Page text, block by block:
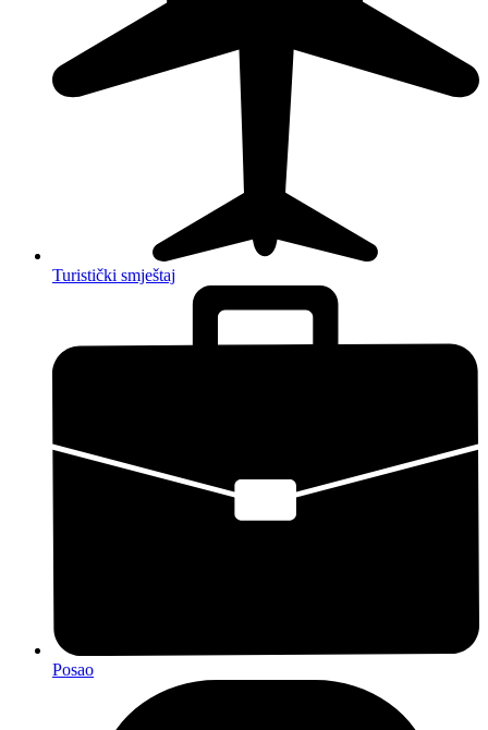
Turistički smještaj
Posao